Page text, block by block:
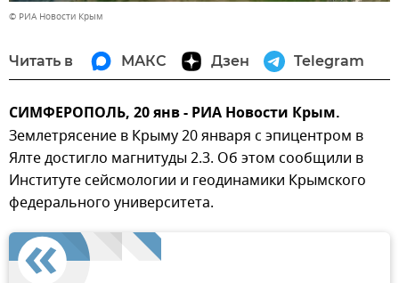
© РИА Новости Крым
Читать в МАКС Дзен Telegram
СИМФЕРОПОЛЬ, 20 янв - РИА Новости Крым.
Землетрясение в Крыму 20 января с эпицентром в
Ялте достигло магнитуды 2.3. Об этом сообщили в
Институте сейсмологии и геодинамики Крымского
федерального университета.